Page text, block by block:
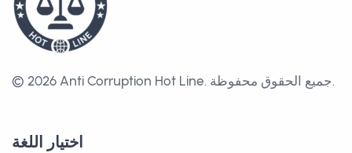
© 2026 Anti Corruption Hot Line. جميع الحقوق محفوظة.
اختيار اللغة